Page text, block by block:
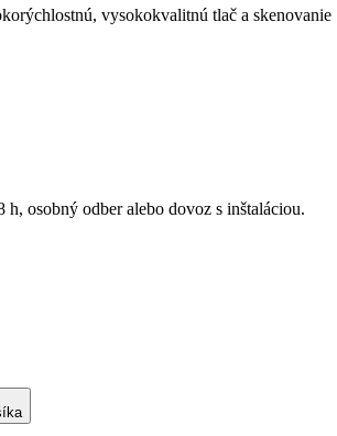
vysokokvalitnú tlač a skenovanie
osobný odber alebo dovoz s inštaláciou.